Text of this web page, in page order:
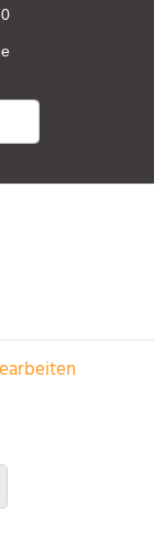
e
characters for